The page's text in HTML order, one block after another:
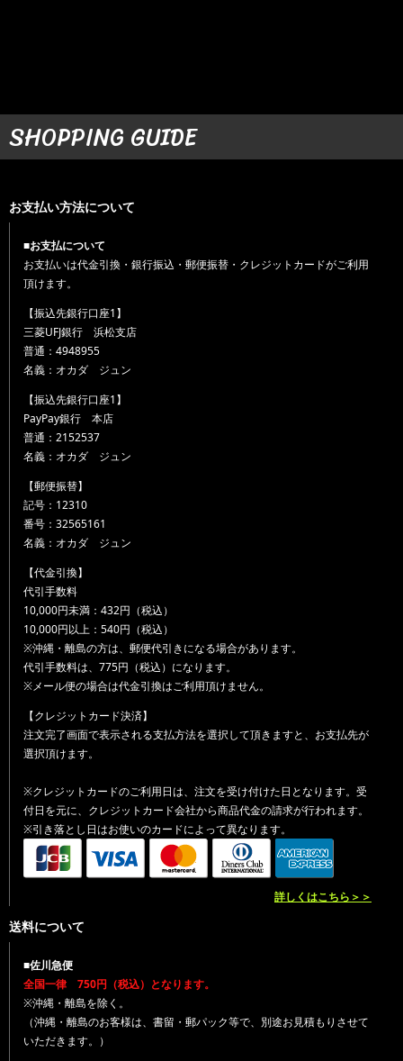
SHOPPING GUIDE
お支払い方法について
■お支払について
お支払いは代金引換・銀行振込・郵便振替・クレジットカードがご利用
頂けます。
【振込先銀行口座1】
三菱UFJ銀行 浜松支店
普通：4948955
名義：オカダ ジュン
【振込先銀行口座1】
PayPay銀行 本店
普通：2152537
名義：オカダ ジュン
【郵便振替】
記号：12310
番号：32565161
名義：オカダ ジュン
【代金引換】
代引手数料
10,000円未満：432円（税込）
10,000円以上：540円（税込）
※沖縄・離島の方は、郵便代引きになる場合があります。
代引手数料は、775円（税込）になります。
※メール便の場合は代金引換はご利用頂けません。
【クレジットカード決済】
注文完了画面で表示される支払方法を選択して頂きますと、お支払先が
選択頂けます。
※クレジットカードのご利用日は、注文を受け付けた日となります。受
付日を元に、クレジットカード会社から商品代金の請求が行われます。
※引き落とし日はお使いのカードによって異なります。
詳しくはこちら＞＞
送料について
■佐川急便
全国一律 750円（税込）となります。
※沖縄・離島を除く。
（沖縄・離島のお客様は、書留・郵パック等で、別途お見積もりさせて
いただきます。）